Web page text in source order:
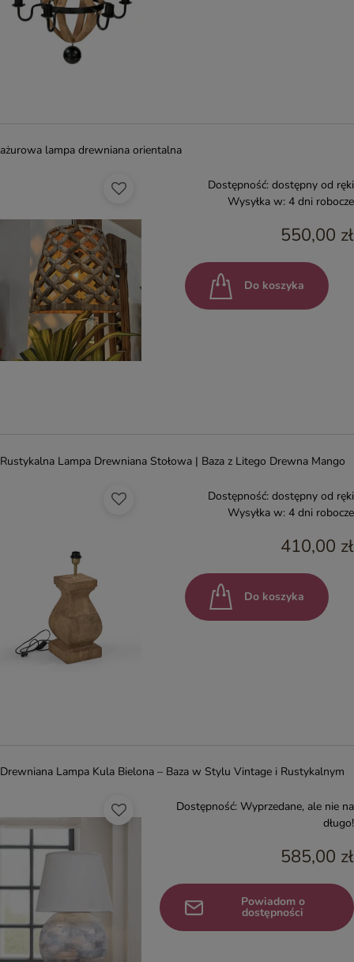
ażurowa lampa drewniana orientalna
Dostępność: dostępny od ręki
Wysyłka w: 4 dni robocze
550,00 zł
Do koszyka
Rustykalna Lampa Drewniana Stołowa | Baza z Litego Drewna Mango
Dostępność: dostępny od ręki
Wysyłka w: 4 dni robocze
410,00 zł
Do koszyka
Drewniana Lampa Kula Bielona – Baza w Stylu Vintage i Rustykalnym
Dostępność: Wyprzedane, ale nie na
długo!
585,00 zł
Powiadom o
dostępności